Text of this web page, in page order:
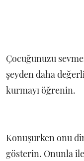
Çocuğunuzu
şeyden daha
kurmayı öğrenin.
Konuşurken onu
gösterin. Onunla